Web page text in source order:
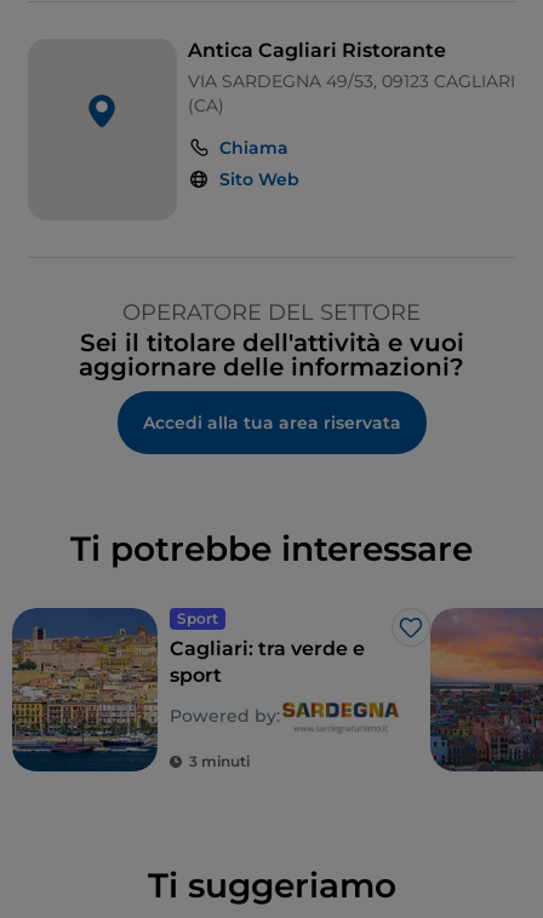
Antica Cagliari Ristorante
VIA SARDEGNA 49/53, 09123 CAGLIARI
(CA)
Chiama
Sito Web
OPERATORE DEL SETTORE
Sei il titolare dell'attività e vuoi
aggiornare delle informazioni?
Accedi alla tua area riservata
Ti potrebbe interessare
Sport
Like
Cagliari: tra verde e
sport
Powered by:
3 minuti
Ti suggeriamo